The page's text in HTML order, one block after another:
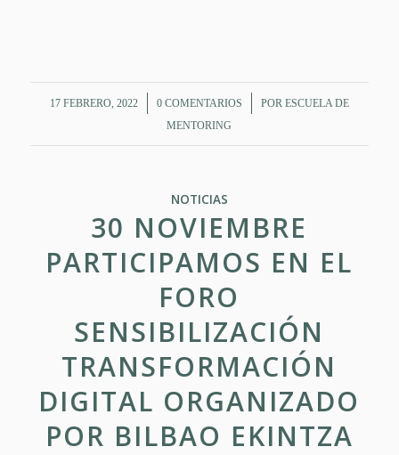
17 FEBRERO, 2022
/ 0 COMENTARIOS
/ POR ESCUELA DE
MENTORING
NOTICIAS
30 NOVIEMBRE
PARTICIPAMOS EN EL
FORO
SENSIBILIZACIÓN
TRANSFORMACIÓN
DIGITAL ORGANIZADO
POR BILBAO EKINTZA